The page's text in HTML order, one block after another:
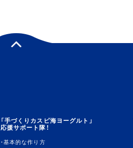
「手づくりカスピ海ヨーグルト」
応援サポート隊！
基本的な作り方